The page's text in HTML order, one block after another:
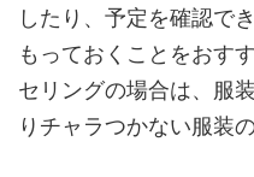
したり、予定を確認で
もっておくことをおす
セリングの場合は、服
りチャラつかない服装